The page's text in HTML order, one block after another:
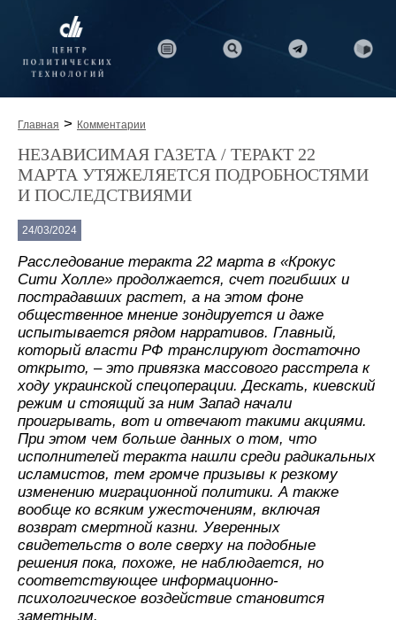
Главная > Комментарии
НЕЗАВИСИМАЯ ГАЗЕТА / ТЕРАКТ 22
МАРТА УТЯЖЕЛЯЕТСЯ ПОДРОБНОСТЯМИ
И ПОСЛЕДСТВИЯМИ
24/03/2024
Расследование теракта 22 марта в «Крокус
Сити Холле» продолжается, счет погибших и
пострадавших растет, а на этом фоне
общественное мнение зондируется и даже
испытывается рядом нарративов. Главный,
который власти РФ транслируют достаточно
открыто, – это привязка массового расстрела к
ходу украинской спецоперации. Дескать, киевский
режим и стоящий за ним Запад начали
проигрывать, вот и отвечают такими акциями.
При этом чем больше данных о том, что
исполнителей теракта нашли среди радикальных
исламистов, тем громче призывы к резкому
изменению миграционной политики. А также
вообще ко всяким ужесточениям, включая
возврат смертной казни. Уверенных
свидетельств о воле сверху на подобные
решения пока, похоже, не наблюдается, но
соответствующее информационно-
психологическое воздействие становится
заметным.